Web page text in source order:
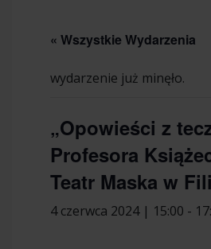
« Wszystkie Wydarzenia
wydarzenie już minęło.
„Opowieści z
Profesora
Teatr Maska w
4 czerwca 2024 | 15:00 -